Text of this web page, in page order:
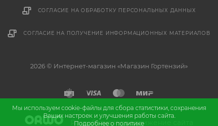
СОГЛАСИЕ НА ОБРАБОТКУ ПЕРСОНАЛЬНЫХ ДАННЫХ
СОГЛАСИЕ НА ПОЛУЧЕНИЕ ИНФОРМАЦИОННЫХ МАТЕРИАЛОВ
2026 © Интернет-магазин «Магазин Гортензий»
Разработкаипродвижение сайта
Мы используем cookie-файлы для сбора статистики, сохранения
Ваших настроек и улучшения работы сайта.
Подробнее о политике